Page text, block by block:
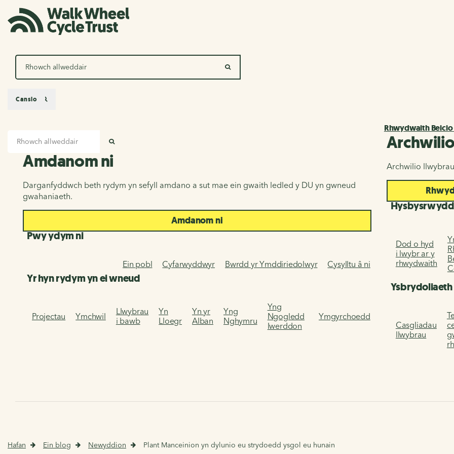
SEARCH
Chwilio
Amdanom ni
Amdanom ni
Darganfyddwch beth rydym yn sefyll amdano a sut mae ein gwaith ledled y DU yn gwneud
gwahaniaeth.
Amdanom ni
Pwy ydym ni
Ein pobl Cyfarwyddwyr Bwrdd yr Ymddiriedolwyr Cysylltu â ni
Yr hyn rydym yn ei wneud
Projectau Ymchwil
Llwybrau
i bawb
Yn
Lloegr
Yn yr
Alban
Yng
Nghymru
Yng
Ngogledd
Iwerddon
Ymgyrchoedd
Rhwydwaith
Archwilio
Archwilio
Hysbysrwydd
Dod o hyd
i lwybr ar y
rhwydwaith
Ysbrydoliaeth
Casgliadau
llwybrau
Canslo
Hafan Ein blog Newyddion Plant Manceinion yn dylunio eu strydoedd ysgol eu hunain